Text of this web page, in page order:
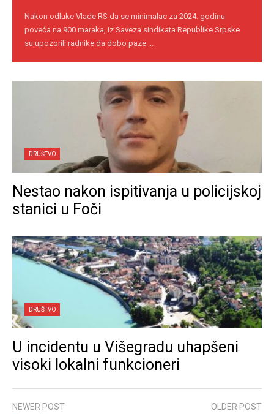
Nakon odluke Vlade RS da se minimalac za 2024. godinu
poveća na 900 maraka, iz Saveza sindikata Republike Srpske
su upozorili radnike da dobo paze ...
DRUŠTVO
Nestao nakon ispitivanja u policijskoj
stanici u Foči
DRUŠTVO
U incidentu u Višegradu uhapšeni
visoki lokalni funkcioneri
NEWER POST OLDER POST